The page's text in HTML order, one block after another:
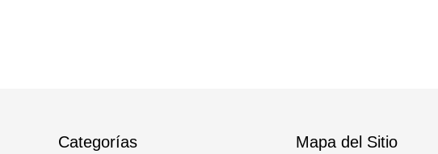
Categorías Mapa del Sitio